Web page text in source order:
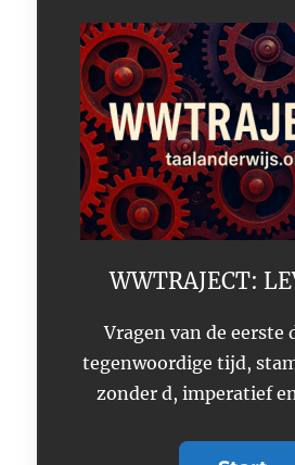
WWTRAJECT:
Vragen van de eerste
tegenwoordige tijd,
zonder d, imperatief